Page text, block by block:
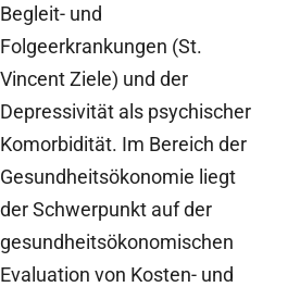
Begleit- und
Folgeerkrankungen (St.
Vincent Ziele) und der
Depressivität als psychischer
Komorbidität. Im Bereich der
Gesundheitsökonomie liegt
der Schwerpunkt auf der
gesundheitsökonomischen
Evaluation von Kosten- und